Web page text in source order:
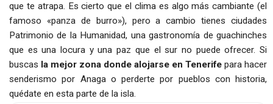
que te atrapa. Es cierto que el clima es algo más cambiante (el
famoso «panza de burro»), pero a cambio tienes ciudades
Patrimonio de la Humanidad, una gastronomía de guachinches
que es una locura y una paz que el sur no puede ofrecer. Si
buscas la mejor zona donde alojarse en Tenerife para hacer
senderismo por Anaga o perderte por pueblos con historia,
quédate en esta parte de la isla.